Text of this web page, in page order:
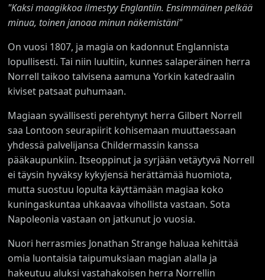
"Kaksi maagikkoa ilmestyy Englantiin. Ensimmäinen pelkää
minua, toinen janoaa minun näkemistäni"
On vuosi 1807, ja magia on kadonnut Englannista
lopullisesti. Tai niin luultiin, kunnes salaperäinen herra
Norrell taikoo talvisena aamuna Yorkin katedraalin
kiviset patsaat puhumaan.
Magiaan syvällisesti perehtynyt herra Gilbert Norrell
saa Lontoon seurapiirit kohisemaan muuttaessaan
yhdessä palvelijansa Childermassin kanssa
pääkaupunkiin. Itseoppinut ja syrjään vetäytyvä Norrell
ei täysin hyväksy kykyjensä herättämää huomiota,
mutta suostuu lopulta käyttämään magiaa koko
kuningaskuntaa uhkaavaa vihollista vastaan. Sota
Napoleonia vastaan on jatkunut jo vuosia.
Nuori herrasmies Jonathan Strange haluaa kehittää
omia luontaisia taipumuksiaan magian alalla ja
hakeutuu aluksi vastahakoisen herra Norrellin